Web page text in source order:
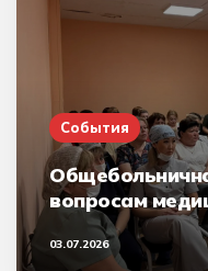
События
вопросам
03.07.2026